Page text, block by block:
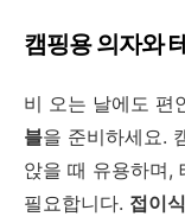
캠핑용 의자와
비 오는 날에도 편
블을 준비하세요.
앉을 때 유용하며,
필요합니다. 접이